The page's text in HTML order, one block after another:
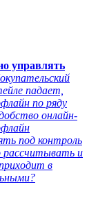
управлять
падает,
по ряду
онлайн-
под контроль
рассчитывать и
в